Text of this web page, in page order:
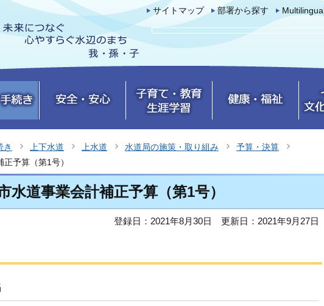
サイトマップ 部署から探す Multilingual
き 上下水道 上水道 水道局の施策・取り組み
予算・決算
予算（第1号）
水道事業会計補正予算（第1号）
登録日：2021年8月30日 更新日：2021年9月27日